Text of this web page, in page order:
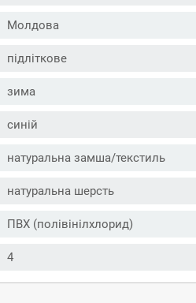
Молдова
підліткове
зима
синій
натуральна замша/текстиль
натуральна шерсть
ПВХ (полівінілхлорид)
4